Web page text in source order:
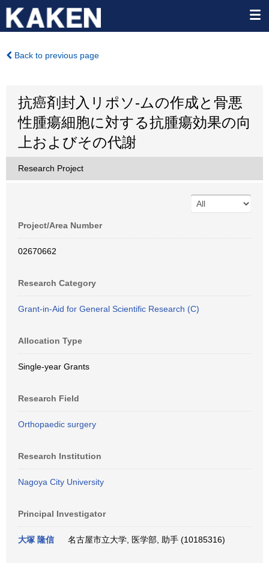
Back to previous page
抗癌剤封入リポソ-ムの作成と骨悪
性腫瘍細胞に対する抗腫瘍効果の向
上およびその代謝
Research Project
Project/Area Number
02670662
Research Category
Grant-in-Aid for General Scientific Research (C)
Allocation Type
Single-year Grants
Research Field
Orthopaedic surgery
Research Institution
Nagoya City University
Principal Investigator
大塚 隆信 名古屋市立大学, 医学部, 助手 (10185316)